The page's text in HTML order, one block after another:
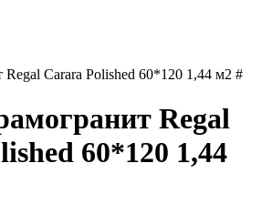
Regal Carara Polished 60*120 1,44 м2 #
Regal
60*120 1,44